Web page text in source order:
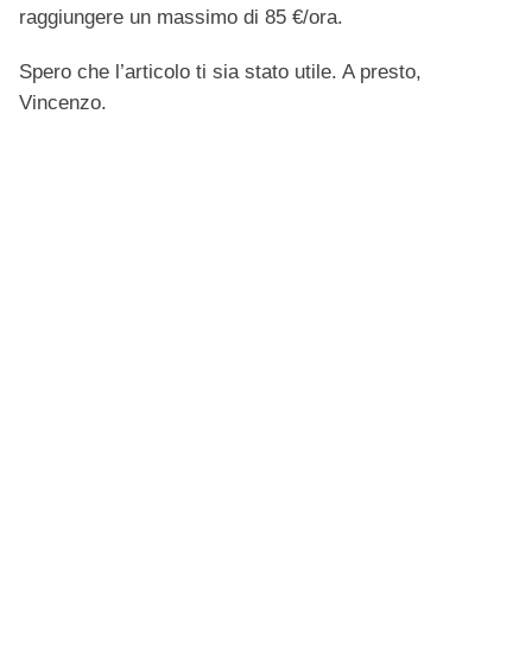
raggiungere un massimo di 85 €/ora.
Spero che l’articolo ti sia stato utile. A presto,
Vincenzo.